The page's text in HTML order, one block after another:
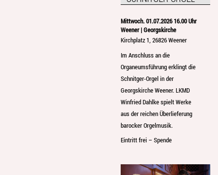
Mittwoch. 01.07.2026 16.00 Uhr
Weener | Georgskirche
Kirchplatz 1, 26826 Weener
Im Anschluss an die
Organeumsführung erklingt die
Schnitger-Orgel in der
Georgskirche Weener. LKMD
Winfried Dahlke spielt Werke
aus der reichen Überlieferung
barocker Orgelmusik.
Eintritt frei – Spende